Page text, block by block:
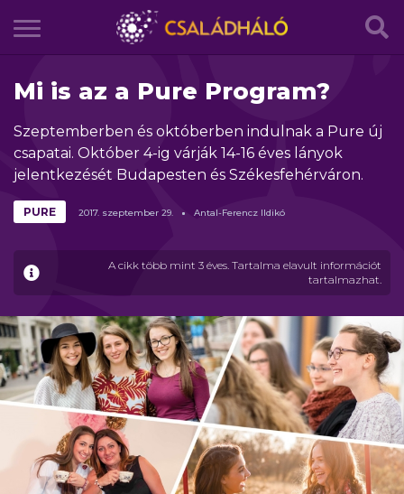
Mi is az a Pure Program?
Szeptemberben ​és októberben ​indulnak a Pure új
csapatai. Október 4-ig várják 14-16 éves lányok
jelentkezését Budapesten és Székesfehérváron.
A cikk több mint 3 éves. Tartalma elavult információt
tartalmazhat.
PURE 2017. szeptember 29. Antal-Ferencz Ildikó